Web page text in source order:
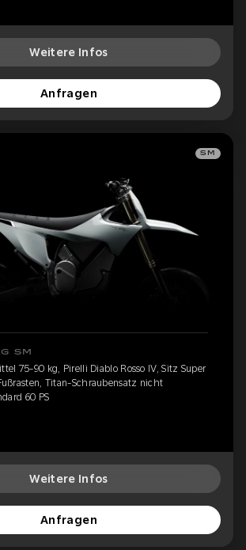
Weitere Infos
Anfragen
SM
SM
75-90 kg, Pirelli Diablo Rosso IV, Sitz Super
Titan-Schraubensatz nicht
60 PS
Weitere Infos
Anfragen